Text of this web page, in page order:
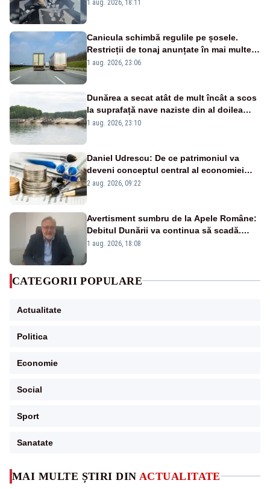
MAI MULTE ȘTIRI DIN ACTUALITATE
1 aug. 2026, 18:11
Canicula schimbă regulile pe șosele.
Restricții de tonaj anunțate în mai multe
județe
1 aug. 2026, 23:06
Dunărea a secat atât de mult încât a scos
la suprafață nave naziste din al doilea
război mondial
1 aug. 2026, 23:10
Daniel Udrescu: De ce patrimoniul va
deveni conceptul central al economiei
viitoare?
2 aug. 2026, 09:22
Avertisment sumbru de la Apele Române:
Debitul Dunării va continua să scadă.
Cernavodă s-ar putea închide în 4 zile
1 aug. 2026, 18:08
CATEGORII POPULARE
Actualitate
Politica
Economie
Social
Sport
Sanatate